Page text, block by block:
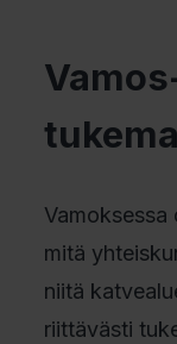
Vamoksessa
mitä
niitä
riittävästi